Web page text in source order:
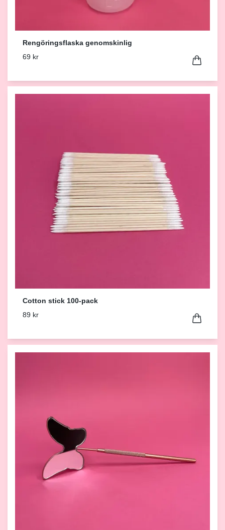
Rengöringsflaska genomskinlig
69 kr
Cotton stick 100-pack
89 kr